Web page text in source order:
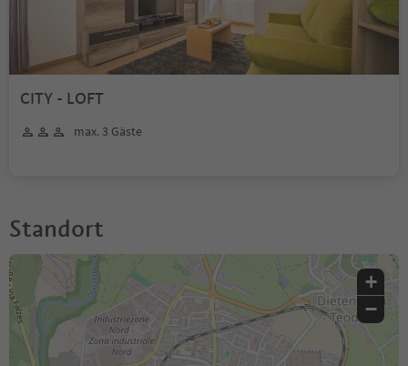
CITY - LOFT
max. 3 Gäste
Standort
+
−